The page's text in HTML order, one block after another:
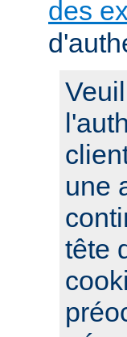
des
une
tête